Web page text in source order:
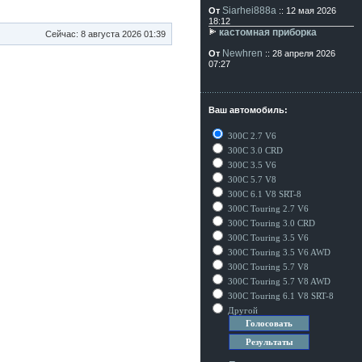
Сейчас: 8 августа 2026 01:39
От Siarhei888a :: 12 мая 2026
18:12
кастомная приборка
От Newhren :: 28 апреля 2026
07:27
Ваш автомобиль:
300C 2.7 V6
300C 3.0 CRD
300C 3.5 V6
300C 5.7 V8
300C 6.1 V8 SRT-8
300C Touring 2.7 V6
300C Touring 3.0 CRD
300C Touring 3.5 V6
300C Touring 3.5 V6 AWD
300C Touring 5.7 V8
300C Touring 5.7 V8 AWD
300C Touring 6.1 V8 SRT-8
Другой